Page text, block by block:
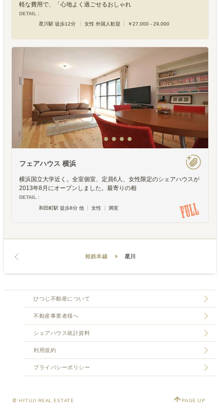
軽な費用で、「心地よく過ごせるおしゃれ
DETAIL :
星川駅 徒歩12分
女性 外国人歓迎 ￥27,000 - 29,000
フェアハウス 横浜
横浜国立大学近く。全室個室、定員6人、女性限定のシェアハウスが
2013年8月にオープンしました。最寄りの相
DETAIL :
和田町駅 徒歩8分 他
女性 満室
相鉄本線 星川
ひつじ不動産について
不動産事業者様へ
シェアハウス統計資料
利用規約
プライバシーポリシー
© HITUJI REAL ESTATE PAGE UP